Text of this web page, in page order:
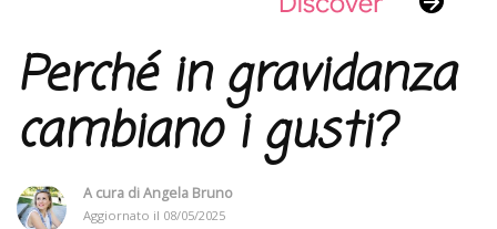
Perché in gravidanza
cambiano i gusti?
A cura diAngela Bruno
Aggiornato il 08/05/2025